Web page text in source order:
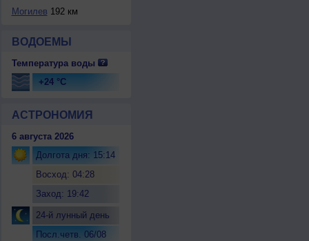
Могилев 192 км
ВОДОЕМЫ
Температура воды
+24 °C
АСТРОНОМИЯ
6 августа 2026
Долгота дня: 15:14
Восход: 04:28
Заход: 19:42
24-й лунный день
Посл.четв. 06/08